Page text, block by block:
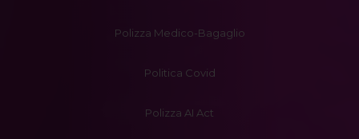
Polizza Medico-Bagaglio
Politica Covid
Polizza AI Act